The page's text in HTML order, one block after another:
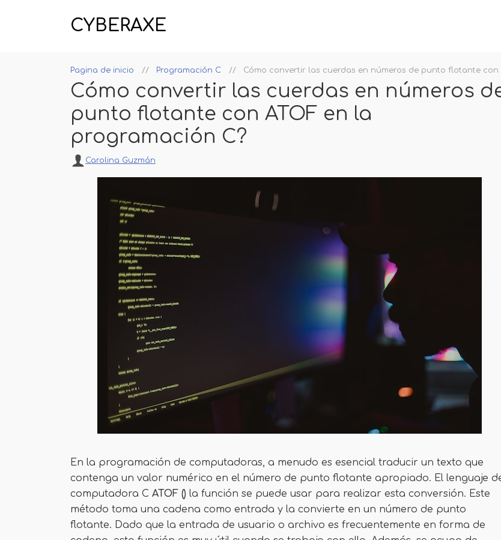
CYBERAXE
Pagina de inicio Programación C Cómo convertir las cuerdas en números de punto flotante con
Cómo convertir las cuerdas en números
punto flotante con ATOF en la
programación C?
Carolina Guzmán
En la programación de computadoras, a menudo es esencial traducir un texto que
contenga un valor numérico en el número de punto flotante apropiado. El lenguaje
computadora C ATOF () la función se puede usar para realizar esta conversión. Este
método toma una cadena como entrada y la convierte en un número de punto
flotante. Dado que la entrada de usuario o archivo es frecuentemente en forma de